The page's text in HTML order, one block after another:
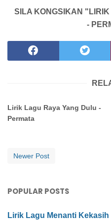
SILA KONGSIKAN
-
Lirik Lagu Raya Yang Dulu -
Permata
Newer Post
POPULAR POSTS
Lirik Lagu Menanti Kekasih